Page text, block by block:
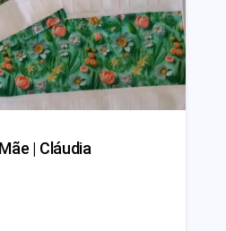
| Cláudia